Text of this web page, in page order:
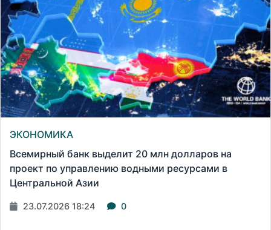
ЭКОНОМИКА
Всемирный банк выделит 20 млн долларов на
проект по управлению водными ресурсами в
Центральной Азии
23.07.2026 18:24 0